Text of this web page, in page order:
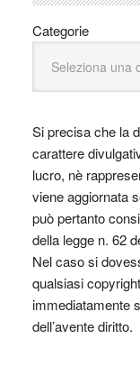
Categorie
Si precisa che la
carattere
lucro, nè
viene aggiornata
può pertanto
della legge n. 62
Nel caso si
qualsiasi
immediatamente
dell’avente diritto.